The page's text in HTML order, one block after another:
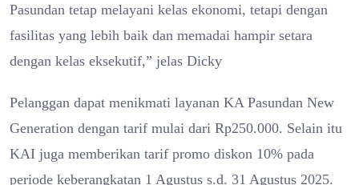
Pasundan tetap melayani kelas ekonomi, tetapi dengan
fasilitas yang lebih baik dan memadai hampir setara
dengan kelas eksekutif,” jelas Dicky
Pelanggan dapat menikmati layanan KA Pasundan New
Generation dengan tarif mulai dari Rp250.000. Selain itu
KAI juga memberikan tarif promo diskon 10% pada
periode keberangkatan 1 Agustus s.d. 31 Agustus 2025.